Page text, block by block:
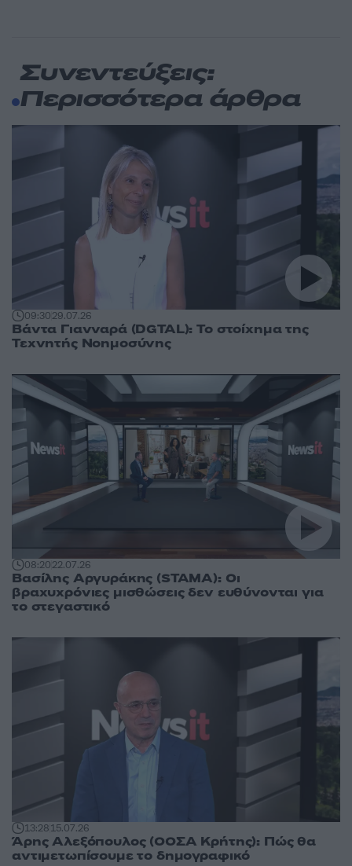
Συνεντεύξεις:
Περισσότερα άρθρα
09:3029.07.26
Βάντα Γιανναρά (DGTAL): Το στοίχημα της
Τεχνητής Νοημοσύνης
08:2022.07.26
Βασίλης Αργυράκης (STAMA): Οι
βραχυχρόνιες μισθώσεις δεν ευθύνονται για
το στεγαστικό
13:2815.07.26
Άρης Αλεξόπουλος (ΟΟΣΑ Κρήτης): Πώς θα
αντιμετωπίσουμε το δημογραφικό